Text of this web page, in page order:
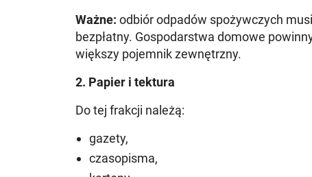
Ważne: odbiór odpadów spożywczych
bezpłatny. Gospodarstwa domowe
większy pojemnik zewnętrzny.
2. Papier i tektura
Do tej frakcji należą:
gazety,
czasopisma,